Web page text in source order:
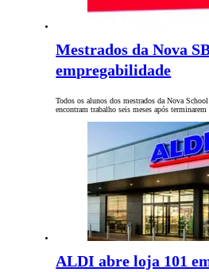
Mestrados da Nova
empregabilidade
Todos os alunos dos mestrados da Nova
encontram trabalho seis meses após
ALDI abre loja 101